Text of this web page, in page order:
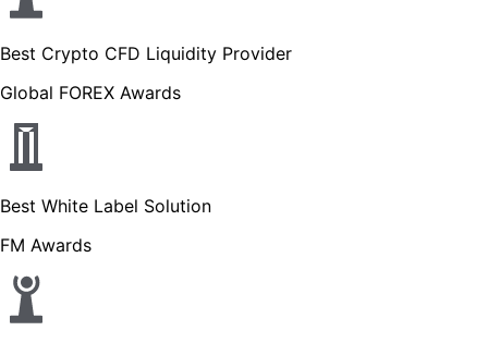
Best Crypto CFD Liquidity Provider
Global FOREX Awards
Best White Label Solution
FM Awards